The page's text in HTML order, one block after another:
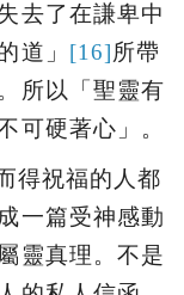
去了在謙卑中
道 」 [16]所帶
所以「 聖靈有
可硬著心 」。
得祝福的人都
一篇受神感動
靈真理。不是